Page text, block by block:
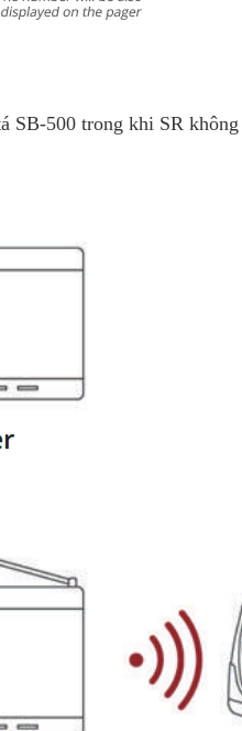
SB-500 trong khi SR